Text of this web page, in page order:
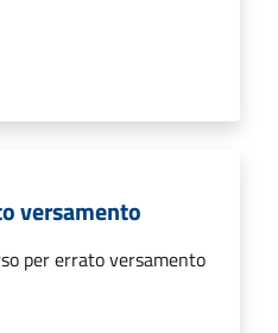
versamento
per errato versamento